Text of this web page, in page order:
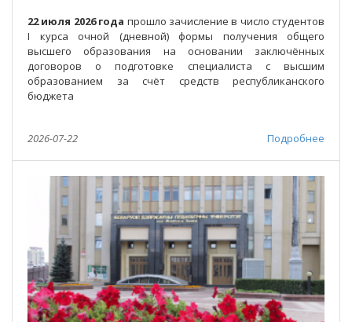
22 июля 2026 года прошло зачисление в число студентов
І курса очной (дневной) формы получения общего
высшего образования на основании заключённых
договоров о подготовке специалиста с высшим
образованием за счёт средств республиканского
бюджета
2026-07-22 Подробнее